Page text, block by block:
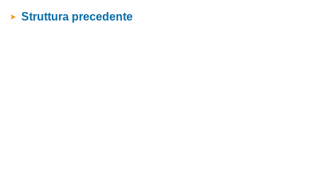
Struttura precedente